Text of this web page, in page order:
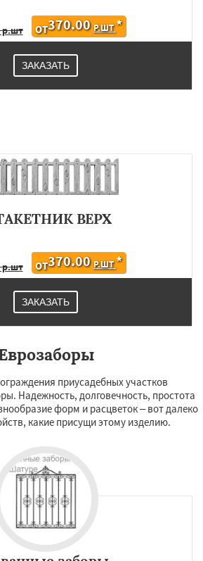
р.шт ОТ370.00 Р.ШТ*
ЗАКАЗАТЬ
ВЕРХ
р.шт ОТ370.00 Р.ШТ*
ЗАКАЗАТЬ
приусадебных участков
Надежность, долговечность, простота
форм и расцветок – вот далеко
какие присущи этому изделию.